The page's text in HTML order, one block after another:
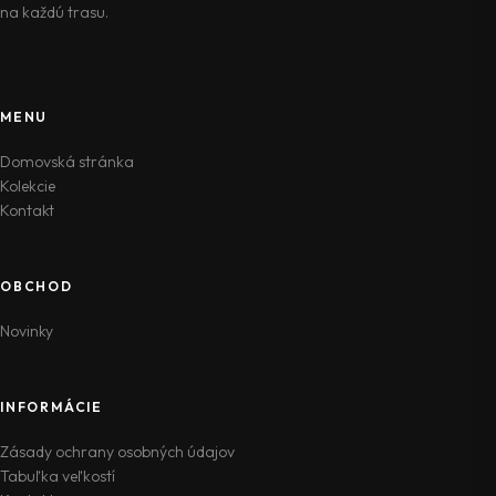
na každú trasu.
MENU
Domovská stránka
Kolekcie
Kontakt
OBCHOD
Novinky
INFORMÁCIE
Zásady ochrany osobných údajov
Tabuľka veľkostí